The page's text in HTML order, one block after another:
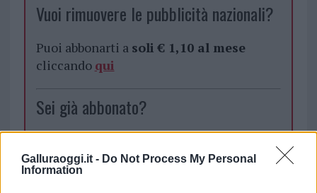
Galluraoggi.it - Do Not Process My Personal
Information
Vuoi rimuovere le pubblicità nazionali?
Puoi abbonarti a soli € 1,10 al mese
cliccando qui
Sei già abbonato?
sezioneLogin dal menù del sito o
cliccando